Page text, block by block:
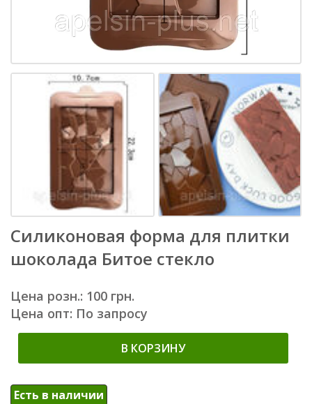
Силиконовая форма для плитки
шоколада Битое стекло
Цена розн.: 100 грн.
Цена опт: По запросу
В КОРЗИНУ
Есть в наличии